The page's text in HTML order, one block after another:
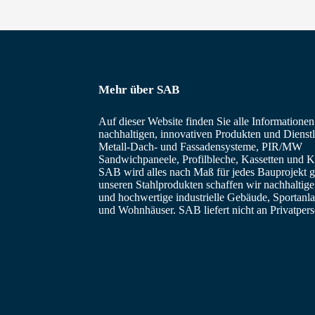
Mehr über SAB
Auf dieser Website finden Sie alle
nachhaltigen, innovativen Produkten und
Metall-Dach- und Fassadensysteme, PIR/MW
Sandwichpaneele, Profilbleche, Kassetten und
SAB wird alles nach Maß für jedes Bauprojekt
unseren Stahlprodukten schaffen wir
und hochwertige industrielle Gebäude,
und Wohnhäuser. SAB liefert nicht an